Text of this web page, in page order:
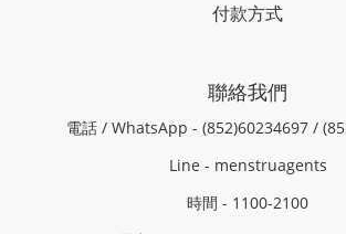
付款方式
聯絡我們
電話 / WhatsApp - (852)60234697 /
Line - menstruagents
時間 - 1100-2100